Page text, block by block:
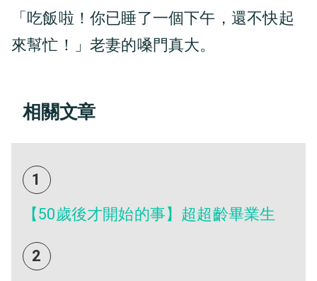
「吃飯啦！你已睡了一個下午，還不快起
來幫忙！」老妻的嗓門真大。
相關文章
1
【50歲後才開始的事】超超齡畢業生
2